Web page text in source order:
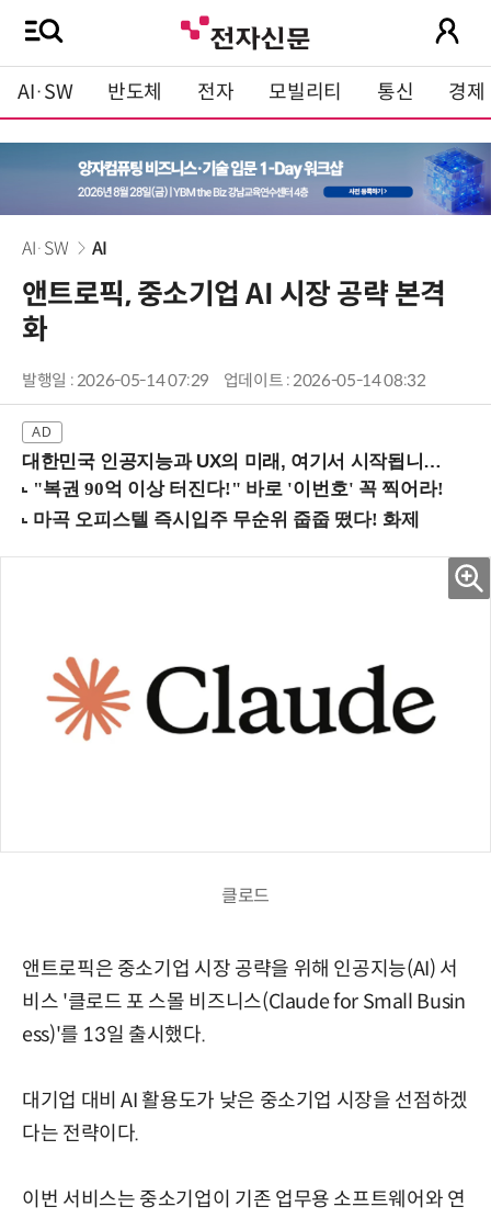
AI·SW 반도체 전자 모빌리티 통신 경제
AI·SW AI
앤트로픽, 중소기업 AI 시장 공략 본격
화
발행일 : 2026-05-14 07:29 업데이트 : 2026-05-14 08:32
대한민국 인공지능과 UX의 미래, 여기서 시작됩니다! (9/2 강남역)
클로드
앤트로픽은 중소기업 시장 공략을 위해 인공지능(AI) 서
비스 '클로드 포 스몰 비즈니스(Claude for Small Busin
ess)'를 13일 출시했다.
대기업 대비 AI 활용도가 낮은 중소기업 시장을 선점하겠
다는 전략이다.
이번 서비스는 중소기업이 기존 업무용 소프트웨어와 연